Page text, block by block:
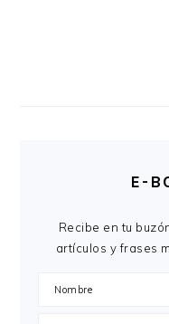
E-
Recibe en tu
artículos y frases